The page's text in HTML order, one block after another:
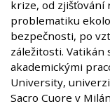
krize, od zjišťování
problematiku
bezpečnosti, po
záležitosti.
akademickými
University,
Sacro Cuore v